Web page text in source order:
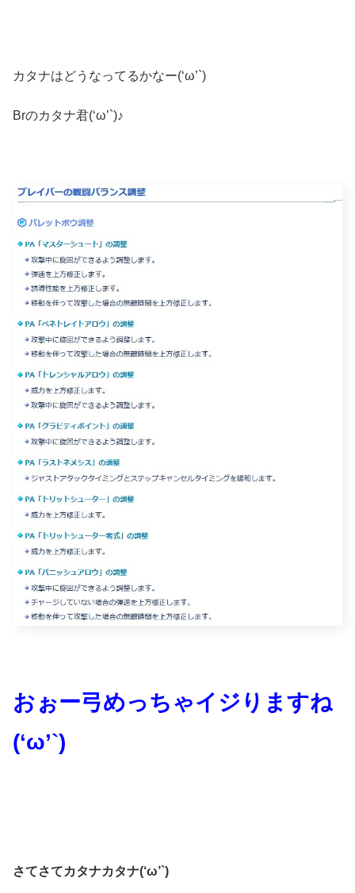
カタナはどうなってるかなー(‘ω’`)
Brのカタナ君(‘ω’`)♪
おぉー弓めっちゃイジりますね
(‘ω’`)
さてさてカタナカタナ(‘ω’`)